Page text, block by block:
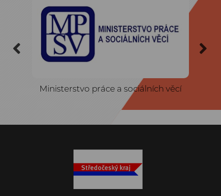
Previous
Ministerstvo práce a sociálních věcí